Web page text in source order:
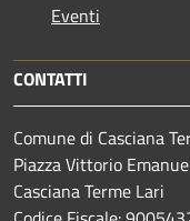
Eventi
CONTATTI
Comune di Casciana
Piazza Vittorio
Casciana Terme Lari